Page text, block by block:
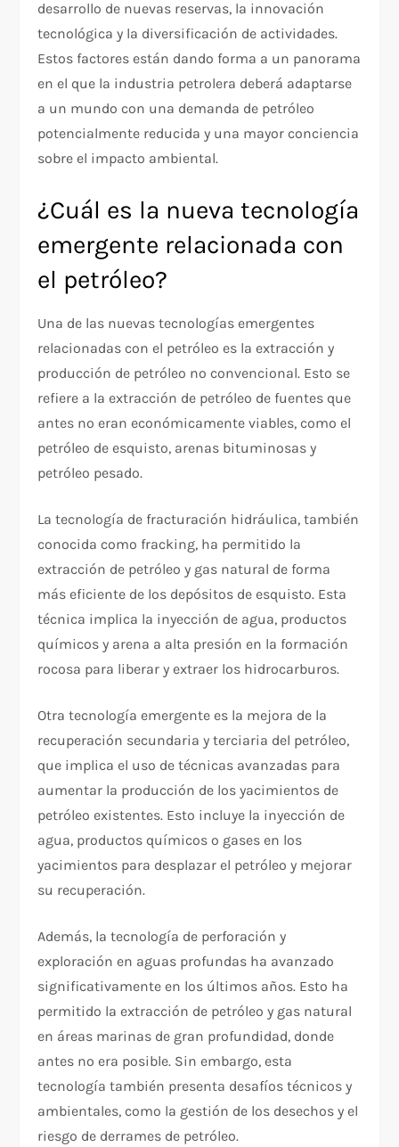
desarrollo de nuevas reservas, la innovación
tecnológica y la diversificación de actividades.
Estos factores están dando forma a un panorama
en el que la industria petrolera deberá adaptarse
a un mundo con una demanda de petróleo
potencialmente reducida y una mayor conciencia
sobre el impacto ambiental.
¿Cuál es la nueva tecnología
emergente relacionada con
el petróleo?
Una de las nuevas tecnologías emergentes
relacionadas con el petróleo es la extracción y
producción de petróleo no convencional. Esto se
refiere a la extracción de petróleo de fuentes que
antes no eran económicamente viables, como el
petróleo de esquisto, arenas bituminosas y
petróleo pesado.
La tecnología de fracturación hidráulica, también
conocida como fracking, ha permitido la
extracción de petróleo y gas natural de forma
más eficiente de los depósitos de esquisto. Esta
técnica implica la inyección de agua, productos
químicos y arena a alta presión en la formación
rocosa para liberar y extraer los hidrocarburos.
Otra tecnología emergente es la mejora de la
recuperación secundaria y terciaria del petróleo,
que implica el uso de técnicas avanzadas para
aumentar la producción de los yacimientos de
petróleo existentes. Esto incluye la inyección de
agua, productos químicos o gases en los
yacimientos para desplazar el petróleo y mejorar
su recuperación.
Además, la tecnología de perforación y
exploración en aguas profundas ha avanzado
significativamente en los últimos años. Esto ha
permitido la extracción de petróleo y gas natural
en áreas marinas de gran profundidad, donde
antes no era posible. Sin embargo, esta
tecnología también presenta desafíos técnicos y
ambientales, como la gestión de los desechos y el
riesgo de derrames de petróleo.